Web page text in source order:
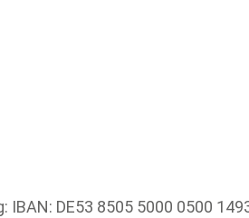
DE53 8505 5000 0500